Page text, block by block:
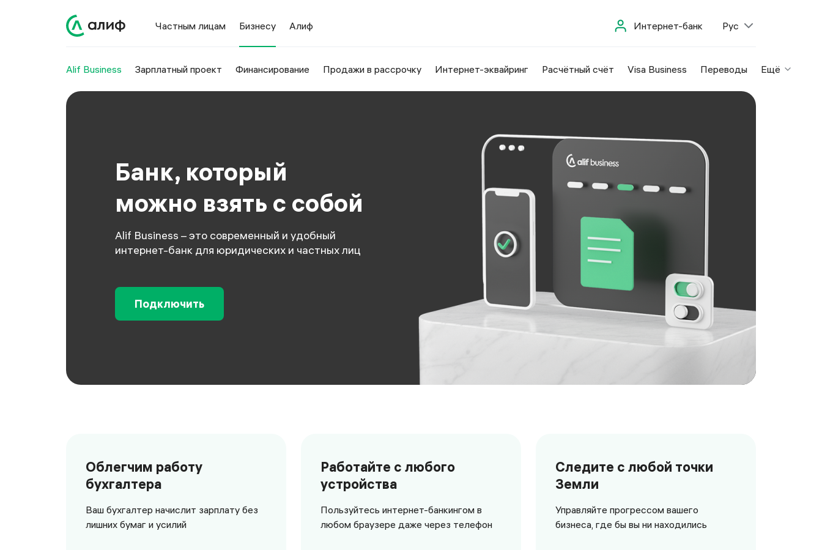
Частным лицам Бизнесу Алиф Интернет-банк Рус
Alif Business Зарплатный проект Финансирование Продажи в рассрочку Интернет-эквайринг Расчётный счёт Visa Business Переводы Ещё
Банк, который
можно взять с собой
Alif Business – это современный и удобный
интернет-банк для юридических и частных лиц
Подключить
Облегчим работу
бухгалтера
Ваш бухгалтер начислит зарплату без
лишних бумаг и усилий
Работайте с любого
устройства
Пользуйтесь интернет-банкингом в
любом браузере даже через телефон
Следите с любой точки
Земли
Управляйте прогрессом вашего
бизнеса, где бы вы ни находились